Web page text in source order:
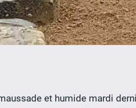
et humide mardi